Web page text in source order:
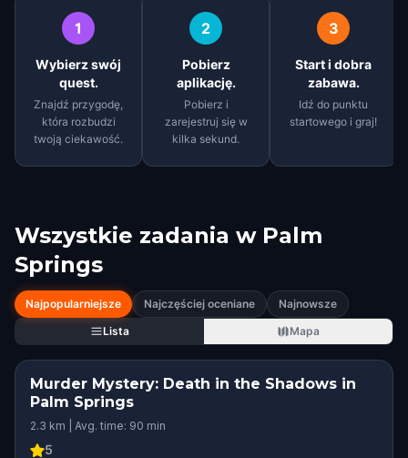
1
Wybierz swój
quest.
Znajdź przygodę,
która rozbudzi
twoją ciekawość.
2
Pobierz
aplikację.
Pobierz i
zarejestruj się w
kilka sekund.
3
Start i dobra
zabawa.
Idź do punktu
startowego i graj!
Wszystkie zadania w Palm
Springs
Najpopularniejsze Najczęściej oceniane
Najnowsze
Lista
Mapa
Murder Mystery: Death in the Shadows in
Palm Springs
2.3 km | Avg. time: 90 min
5